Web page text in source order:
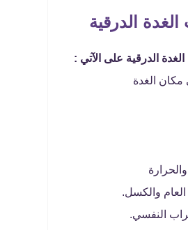
الدرقية
الدرقية على الآتي :
مكان الغدة
العام والكسل.
النفسي.